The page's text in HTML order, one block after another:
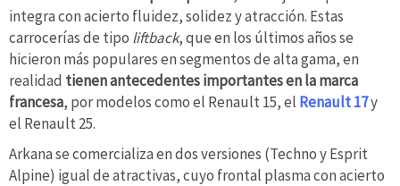
integra con acierto fluidez, solidez y atracción. Estas
carrocerías de tipo liftback, que en los últimos años se
hicieron más populares en segmentos de alta gama, en
realidad tienen antecedentes importantes en la marca
francesa, por modelos como el Renault 15, el Renault 17y
el Renault 25.
Arkana se comercializa en dos versiones (Techno y Esprit
Alpine) igual de atractivas, cuyo frontal plasma con acierto